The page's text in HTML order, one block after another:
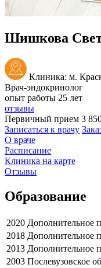
Шишкова
Клиника: м.
Врач-эндокринолог
опыт работы 25 лет
отзывы
Первичный прием 3
Записаться к врачу
О враче
Расписание
Клиника на карте
Отзывы
Образование
2020 Дополнительное
2018 Дополнительное
2013 Дополнительное
2003 Послевузовское